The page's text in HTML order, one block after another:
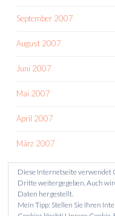
September 2007
August 2007
Juni 2007
Mai 2007
April 2007
März 2007
Diese Internetseite verwendet
Dritte weitergegeben. Auch
Daten hergestellt.
Mein Tipp: Stellen Sie Ihren